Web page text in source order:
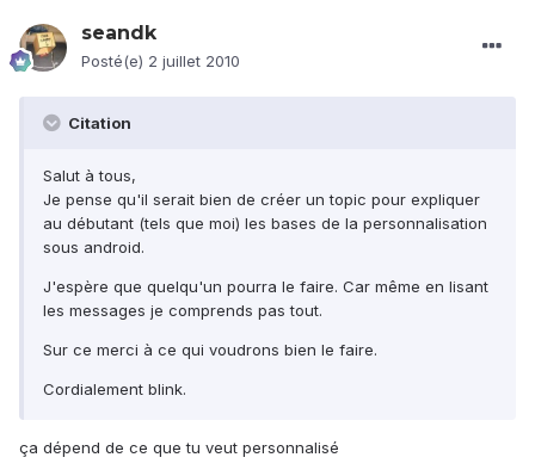
seandk
Posté(e) 2 juillet 2010
Citation
Salut à tous,
Je pense qu'il serait bien de créer un topic pour expliquer
au débutant (tels que moi) les bases de la personnalisation
sous android.
J'espère que quelqu'un pourra le faire. Car même en lisant
les messages je comprends pas tout.
Sur ce merci à ce qui voudrons bien le faire.
Cordialement blink.
ça dépend de ce que tu veut personnalisé